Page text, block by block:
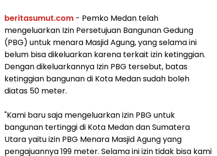
beritasumut.com- Pemko Medan telah
mengeluarkan Izin Persetujuan Bangunan Gedung
(PBG) untuk menara Masjid Agung, yang selama ini
belum bisa dikeluarkan karena terkait izin ketinggian.
Dengan dikeluarkannya Izin PBG tersebut, batas
ketinggian bangunan di Kota Medan sudah boleh
diatas 50 meter.
"Kami baru saja mengeluarkan izin PBG untuk
bangunan tertinggi di Kota Medan dan Sumatera
Utara yaitu izin PBG Menara Masjid Agung yang
pengajuannya 199 meter. Selama ini izin tidak bisa kami